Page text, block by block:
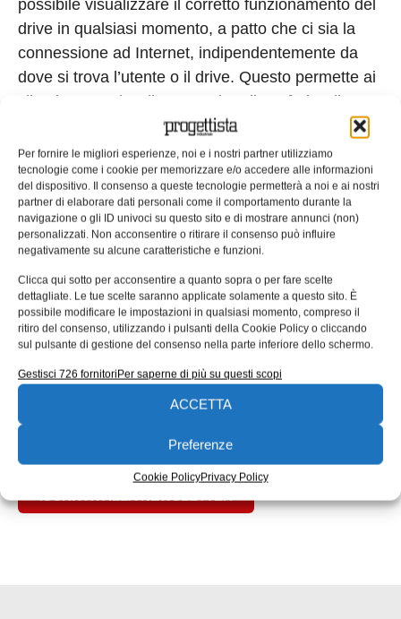
Per fornire le migliori esperienze, noi e i nostri partner utilizziamo
tecnologie come i cookie per memorizzare e/o accedere alle informazioni
del dispositivo. Il consenso a queste tecnologie permetterà a noi e ai nostri
partner di elaborare dati personali come il comportamento durante la
navigazione o gli ID univoci su questo sito e di mostrare annunci (non)
personalizzati. Non acconsentire o ritirare il consenso può influire
negativamente su alcune caratteristiche e funzioni.
Clicca qui sotto per acconsentire a quanto sopra o per fare scelte
dettagliate. Le tue scelte saranno applicate solamente a questo sito. È
possibile modificare le impostazioni in qualsiasi momento, compreso il
ritiro del consenso, utilizzando i pulsanti della Cookie Policy o cliccando
sul pulsante di gestione del consenso nella parte inferiore dello schermo.
Gestisci 726 fornitoriPer saperne di più su questi scopi
ACCETTA
Preferenze
Cookie PolicyPrivacy Policy
possibile visualizzare il corretto funzionamento del
drive in qualsiasi momento, a patto che ci sia la
connessione ad Internet, indipendentemente da
dove si trova l’utente o il drive. Questo permette ai
clienti e a Rockwell Automation di usufruire di tutta
una serie di strumenti che consentono di utilizzare
un numero ristretto di risorse altamente qualificate
al fine di supportare un maggior numero di criticità,
su più ampio spettro. Disponiamo anche di
un’enorme mole di dati memorizzati, che possono
risultare utili nel creare modelli sempre più
Tag: convertitori gateway
Netbiter
Rockwell Automation
EDICOLA WEB